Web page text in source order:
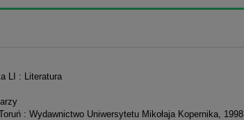
LI : Literatura
: Wydawnictwo Uniwersytetu Mikołaja Kopernika, 1998